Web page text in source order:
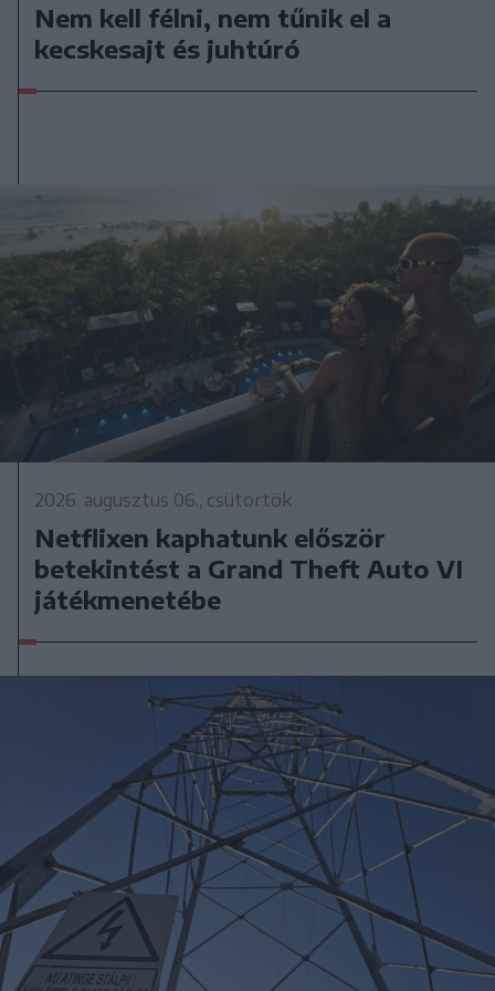
Nem kell félni, nem tűnik el a
kecskesajt és juhtúró
2026. augusztus 06., csütörtök
Netflixen kaphatunk először
betekintést a Grand Theft Auto VI
játékmenetébe